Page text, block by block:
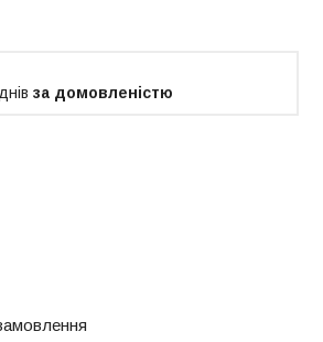
за домовленістю